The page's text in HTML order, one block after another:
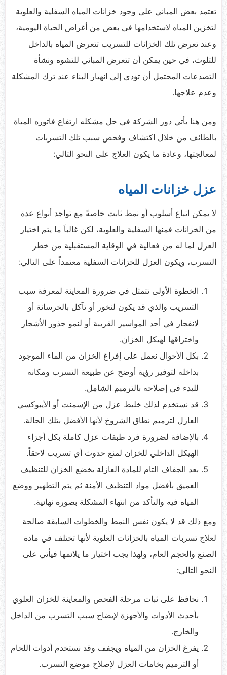
تعتمد بعض المباني على وجود خزانات المياه السفلية والعلوية
لتخزين المياه لاستخدامها في بعض من أغراض الحياة اليومية،
وعند تعرض تلك الخزانات للتسريب تتعرض المياه بالداخل
للتلوث، في حين يمكن أن تتعرض المباني للتشوه ونشأة
التصدعات المحتمل أن تؤدي إلى انهيار البناء عند ترك المشكلة
وعدم علاجها.
ومن هنا يأتي دور الشركة في حل مشكله ارتفاع فاتوره المياة
بالطائف من خلال اكتشاف وفحص سبب تلك التسربات
لمعالجتها، وعادة ما يكون العلاج على النحو التالي:
عزل خزانات المياه
لا يمكن اتباع أسلوب أو نمط ثابت خاصةً مع تواجد أنواع عدة
من الخزانات فمنها السفلية والعلوية، لكن غالباَ ما يتم اختيار
العزل لما له من فعالية في الوقاية المستقبلية من خطر
التسرب، ويكون العزل للخزانات السفلية معتمداً على التالي:
الخطوة الأولى تتمثل في ضرورة المعاينة لمعرفة سبب
التسريب والذي قد يكون لنخور أو تآكل بالخرسانة أو
لانفجار في أحد المواسير القريبة أو لنمو جذور الأشجار
واختراقها لهيكل الخزان.
بكل الأحوال نعمل على إفراغ الخزان من الماء الموجود
بداخله لتوفير رؤية أوضح عن طبيعة التسرب ومكانه
للبدء في إصلاحه بالترميم الشامل.
قد نستخدم لذلك خليط عزل من الإسمنت أو الأيبوكسي
العازل لترميم نطاق الشروخ لأنها الأفضل بتلك الحالة.
بالإضافة لضرورة فرد طبقات عزل كاملة بكل أجزاء
الهيكل الداخلي للخزان لمنع حدوث أي تسريب لاحقاً.
بعد الجفاف التام للمادة العازلة يخضع الخزان للتنظيف
العميق بأفضل مواد التنظيف الأمنة ثم يتم التطهير ووضع
المياه فيه والتأكد من انتهاء المشكلة بصورة نهائية.
ومع ذلك قد لا يكون نفس النمط والخطوات السابقة صالحة
لعلاج تسربات المياه بالخزانات العلوية لأنها تختلف في مادة
الصنع والحجم العام، ولهذا يجب اختيار ما يلائمها فيأتي على
النحو التالي:
نحافظ على ثبات مرحلة الفحص والمعاينة للخزان العلوي
بأحدث الأدوات والأجهزة لإيضاح سبب التسرب من الداخل
والخارج.
يفرغ الخزان من المياه ويجفف وقد نستخدم أدوات اللحام
أو الترميم بخامات العزل لإصلاح موضع التسرب.